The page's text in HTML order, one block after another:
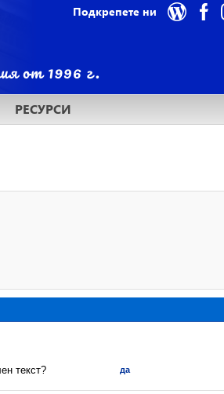
Подкрепете ни
РЕСУРСИ
текст? да